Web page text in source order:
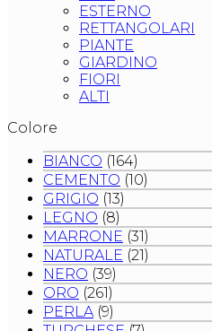
ESTERNO
RETTANGOLARI
PIANTE
GIARDINO
FIORI
ALTI
Colore
BIANCO (164)
CEMENTO (10)
GRIGIO (13)
LEGNO (8)
MARRONE (31)
NATURALE (21)
NERO (39)
ORO (261)
PERLA (9)